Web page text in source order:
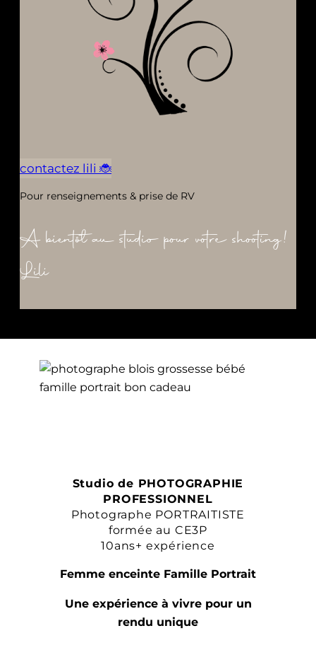
contactez lili 🐞
Pour renseignements & prise de RV
A bientôt au studio pour votre shooting!
Lili
Studio de PHOTOGRAPHIE
PROFESSIONNEL
Photographe PORTRAITISTE
formée au CE3P
10ans+ expérience
Femme enceinte Famille Portrait
Une expérience à vivre pour un
rendu unique